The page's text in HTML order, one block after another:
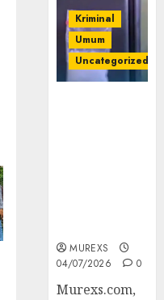
Kriminal
Umum
Uncategorized
MUREXS
04/07/2026
0
Murexs.com,